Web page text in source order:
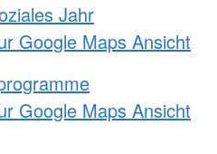
Jahr
Google Maps Ansicht
Google Maps Ansicht